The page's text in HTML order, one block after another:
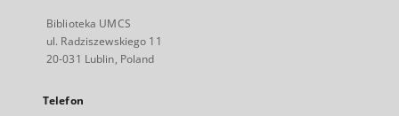
Biblioteka UMCS
ul. Radziszewskiego 11
20-031 Lublin, Poland
Telefon